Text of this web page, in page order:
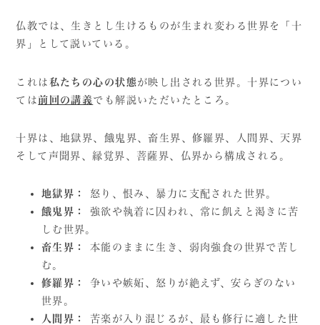
仏教では、生きとし生けるものが生まれ変わる世界を「十
界」として説いている。
これは 私たちの心の状態が映し出される世界。十界につい
ては 前回の講義でも解説いただいたところ。
十界は、地獄界、餓鬼界、畜生界、修羅界、人間界、天界
そして声聞界、縁覚界、菩薩界、仏界から構成される。
地獄界：
怒り、恨み、暴力に支配された世界。
餓鬼界：
強欲や執着に囚われ、常に飢えと渇きに苦
しむ世界。
畜生界：
本能のままに生き、弱肉強食の世界で苦し
む。
修羅界：
争いや嫉妬、怒りが絶えず、安らぎのない
世界。
人間界：
苦楽が入り混じるが、最も修行に適した世